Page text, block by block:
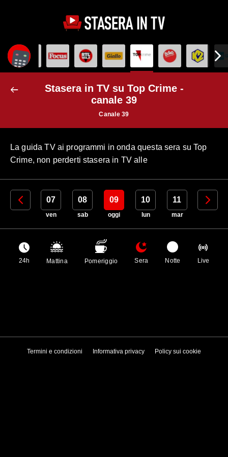
Stasera in TV su Top Crime -
canale 39
Canale 39
La guida TV ai programmi in onda questa sera su Top
Crime, non perderti stasera in TV alle
06 07
ven
08
sab
09
oggi
10
lun
11
mar
12
24h Mattina Pomeriggio Sera Notte Live
Termini e condizioni Informativa privacy Policy sui cookie